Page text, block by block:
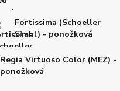
Fortissima (Schoeller
Stahl) - ponožková
Regia Virtuoso Color (MEZ) -
ponožková